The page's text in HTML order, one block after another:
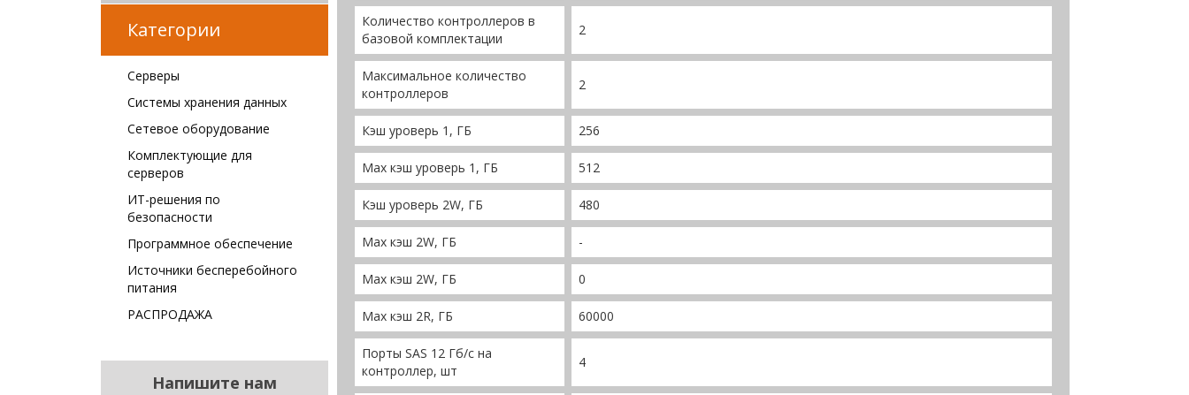
Категории
Серверы
Системы хранения данных
Сетевое оборудование
Комплектующие для
серверов
ИТ-решения по
безопасности
Программное обеспечение
Источники бесперебойного
питания
РАСПРОДАЖА
Напишите нам
Количество контроллеров в
базовой комплектации
2
Максимальное количество
контроллеров
2
Кэш уроверь 1, ГБ 256
Max кэш уроверь 1, ГБ 512
Кэш уроверь 2W, ГБ 480
Max кэш 2W, ГБ -
Max кэш 2W, ГБ 0
Max кэш 2R, ГБ 60000
Порты SAS 12 Гб/c на
контроллер, шт
4